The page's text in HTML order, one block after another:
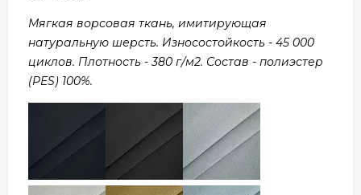
Мягкая ворсовая ткань, имитирующая
натуральную шерсть. Износостойкость - 45 000
циклов. Плотность - 380 г/м2. Состав - полиэстер
(PES) 100%.